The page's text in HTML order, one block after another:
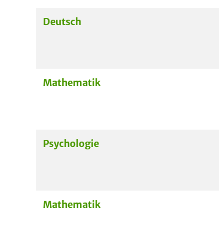
Deutsch
Mathematik
Psychologie
Mathematik